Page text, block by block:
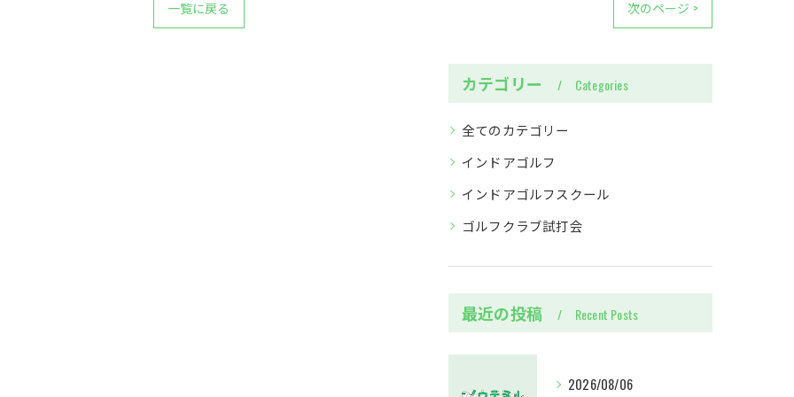
一覧に戻る 次のページ >
カテゴリー Categories
全てのカテゴリー
インドアゴルフ
インドアゴルフスクール
ゴルフクラブ試打会
最近の投稿 Recent Posts
2026/08/06